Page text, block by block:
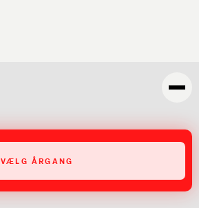
VÆLG ÅRGANG